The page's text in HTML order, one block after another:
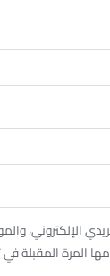
الإلكتروني،
المرة المقبلة